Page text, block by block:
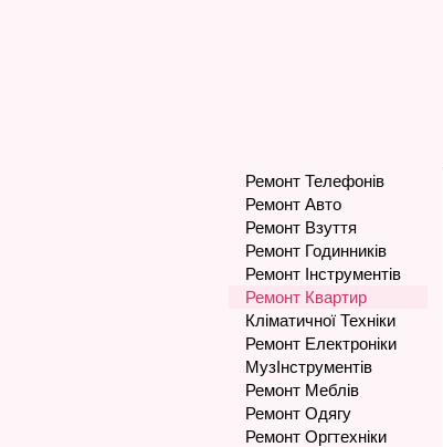
Ремонт Телефонів
Ремонт Авто
Ремонт Взуття
Ремонт Годинників
Ремонт Інструментів
Ремонт Квартир
Кліматичної Техніки
Ремонт Електроніки
МузІнструментів
Ремонт Меблів
Ремонт Одягу
Ремонт Оргтехніки